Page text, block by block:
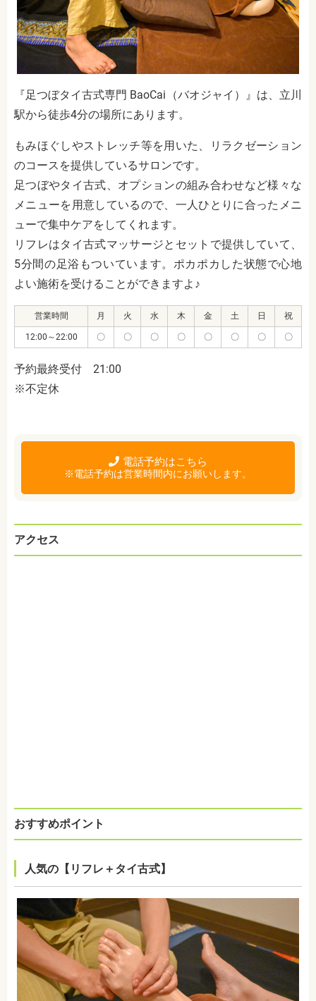
『足つぼタイ古式専門 BaoCai（バオジャイ）』は、立川
駅から徒歩4分の場所にあります。
もみほぐしやストレッチ等を用いた、リラクゼーション
のコースを提供しているサロンです。
足つぼやタイ古式、オプションの組み合わせなど様々な
メニューを用意しているので、一人ひとりに合ったメニ
ューで集中ケアをしてくれます。
リフレはタイ古式マッサージとセットで提供していて、
5分間の足浴もついています。ポカポカした状態で心地
よい施術を受けることができますよ♪
営業時間 月 火 水 木 金 土 日 祝
12:00～22:00 〇 〇 〇 〇 〇 〇 〇 〇
予約最終受付 21:00
※不定休
電話予約はこちら
※電話予約は営業時間内にお願いします。
アクセス
おすすめポイント
人気の【リフレ＋タイ古式】